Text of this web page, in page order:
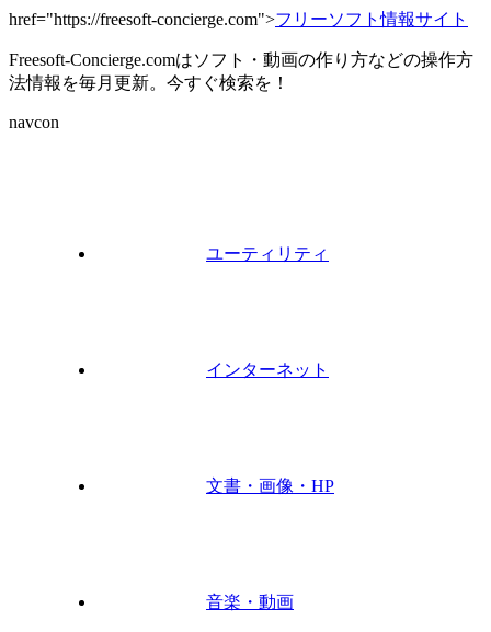
href="https://freesoft-concierge.com">フリーソフト情報サイト
Freesoft-Concierge.comはソフト・動画の作り方などの操作方
法情報を毎月更新。今すぐ検索を！
navcon
ユーティリティ
インターネット
文書・画像・HP
音楽・動画